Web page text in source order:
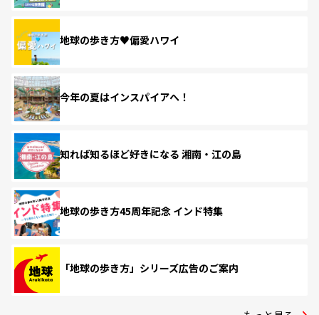
地球の歩き方♥偏愛ハワイ
今年の夏はインスパイアへ！
知れば知るほど好きになる 湘南・江の島
地球の歩き方45周年記念 インド特集
「地球の歩き方」シリーズ広告のご案内